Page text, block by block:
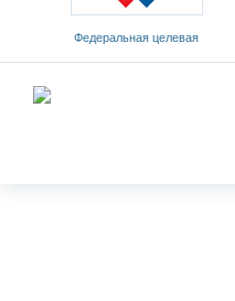
Федеральная целевая
программа развития